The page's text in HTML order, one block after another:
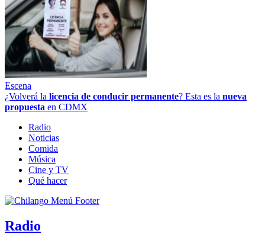
Escena
¿Volverá la licencia de conducir permanente? Esta es la nueva
propuesta en CDMX
Radio
Noticias
Comida
Música
Cine y TV
Qué hacer
Radio